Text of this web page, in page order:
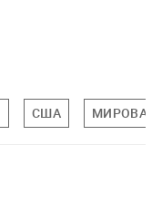
США МИРОВАЯ